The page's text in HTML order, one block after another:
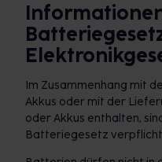
Im Zusammenhang mit
Akkus oder mit der
oder Akkus enthalten,
Batteriegesetz